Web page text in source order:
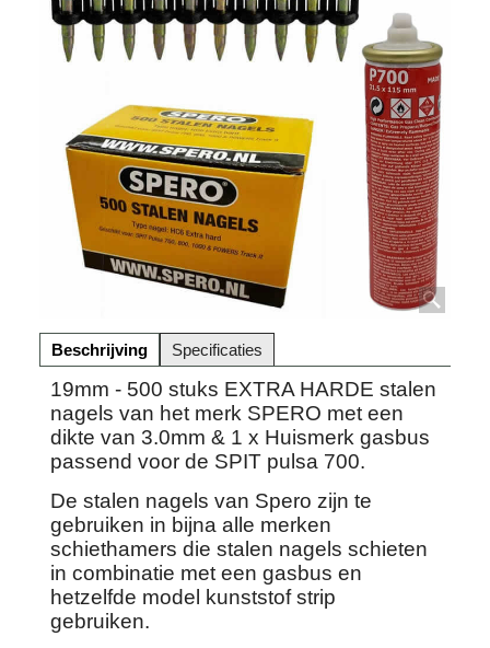
Beschrijving Specificaties
19mm - 500 stuks EXTRA HARDE stalen
nagels van het merk SPERO met een
dikte van 3.0mm & 1 x Huismerk gasbus
passend voor de SPIT pulsa 700.
De stalen nagels van Spero zijn te
gebruiken in bijna alle merken
schiethamers die stalen nagels schieten
in combinatie met een gasbus en
hetzelfde model kunststof strip
gebruiken.